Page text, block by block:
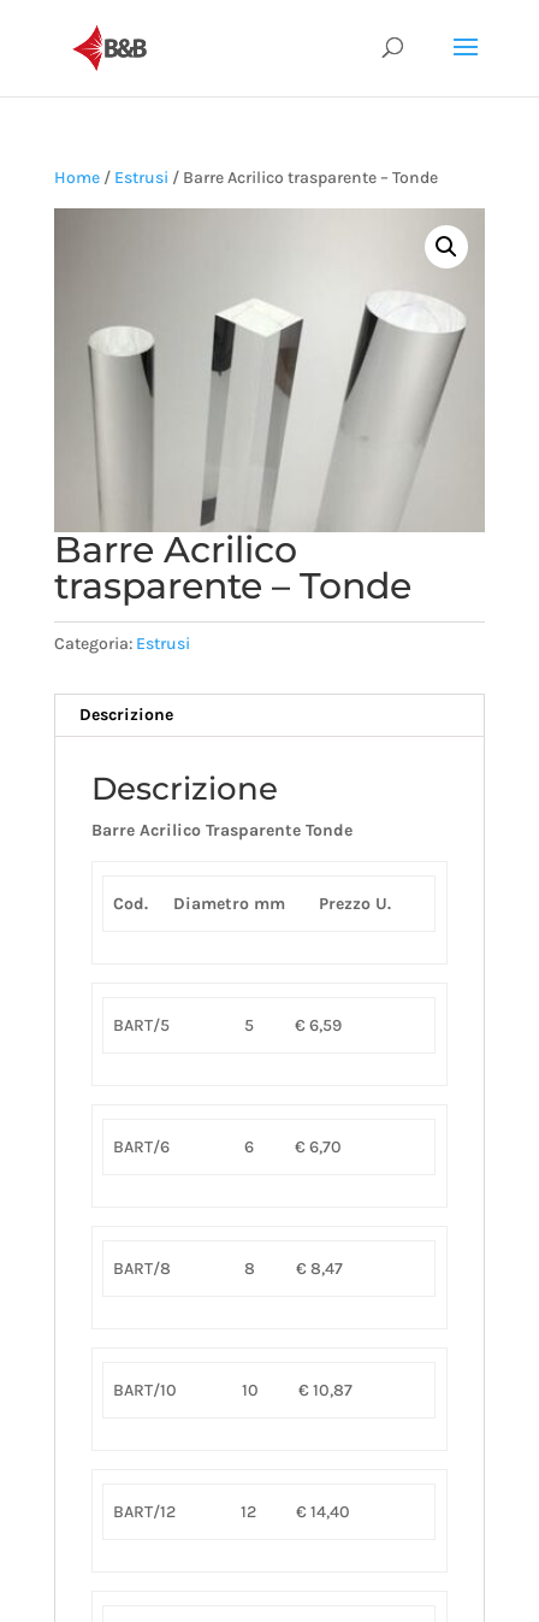
Home/ Estrusi / Barre Acrilico trasparente – Tonde
Barre Acrilico
trasparente – Tonde
Categoria: Estrusi
Descrizione
Descrizione
Barre Acrilico Trasparente Tonde
Cod. Diametro mm Prezzo U.
BART/5 5 € 6,59
BART/6 6 € 6,70
BART/8 8 € 8,47
BART/10 10 € 10,87
BART/12 12 € 14,40